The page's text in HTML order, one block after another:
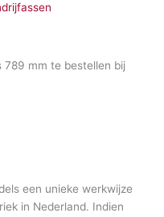
789 mm te bestellen bij
een unieke werkwijze
in Nederland. Indien